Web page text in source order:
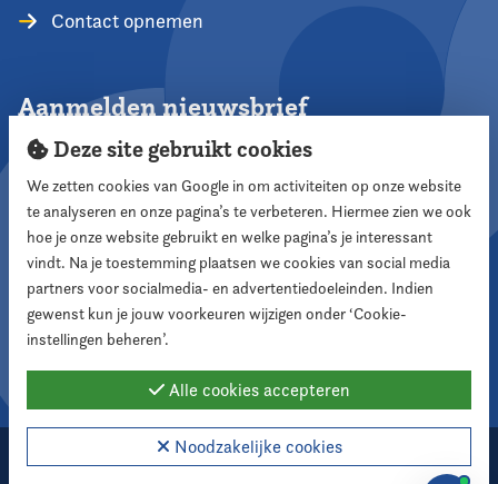
Contact opnemen
Aanmelden nieuwsbrief
Aanmelden
Volg ons
2026 Nederlandse Vereniging voor Raadsleden
Deze site gebruikt cookies
We zetten cookies van Google in om activiteiten op onze website
te analyseren en onze pagina’s te verbeteren. Hiermee zien we ook
hoe je onze website gebruikt en welke pagina’s je interessant
vindt. Na je toestemming plaatsen we cookies van social media
partners voor socialmedia- en advertentiedoeleinden. Indien
gewenst kun je jouw voorkeuren wijzigen onder ‘Cookie-
instellingen beheren’.
Alle cookies accepteren
Noodzakelijke cookies